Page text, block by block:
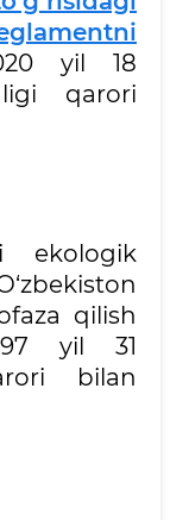
yil 18
qarori
ekologik
qilish
yil 31
bilan